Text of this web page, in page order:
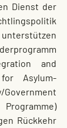
Dienst der
unterstützen
and
Asylum-
Rückkehr